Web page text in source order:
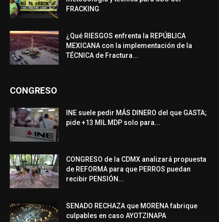
FRACKING
¿Qué RIESGOS enfrenta la REPÚBLICA
MEXICANA con la implementación de la
TÉCNICA de Fractura...
CONGRESO
INE suele pedir MÁS DINERO del que GASTA;
pide +13 MIL MDP solo para...
CONGRESO de la CDMX analizará propuesta
de REFORMA para que PERROS puedan
recibir PENSIÓN...
SENADO RECHAZA que MORENA fabrique
culpables en caso AYOTZINAPA